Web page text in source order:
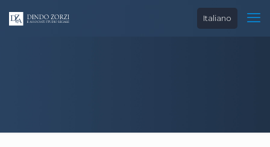
Italiano